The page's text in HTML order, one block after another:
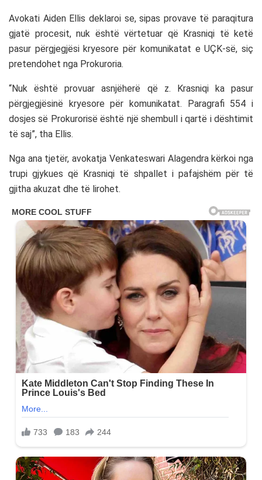
Avokati Aiden Ellis deklaroi se, sipas provave të paraqitura
gjatë procesit, nuk është vërtetuar që Krasniqi të ketë
pasur përgjegjësi kryesore për komunikatat e UÇK-së, siç
pretendohet nga Prokuroria.
“Nuk është provuar asnjëherë që z. Krasniqi ka pasur
përgjegjësinë kryesore për komunikatat. Paragrafi 554 i
dosjes së Prokurorisë është një shembull i qartë i dështimit
të saj”, tha Ellis.
Nga ana tjetër, avokatja Venkateswari Alagendra kërkoi nga
trupi gjykues që Krasniqi të shpallet i pafajshëm për të
gjitha akuzat dhe të lirohet.